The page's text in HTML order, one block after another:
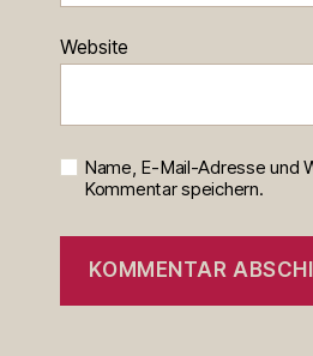
Website
Name, E-Mail-Adresse und
Kommentar speichern.